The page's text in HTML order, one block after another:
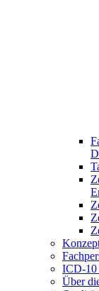
ICD-10
Über